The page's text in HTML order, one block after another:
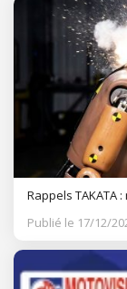
Rappels
Publié le 17/12/